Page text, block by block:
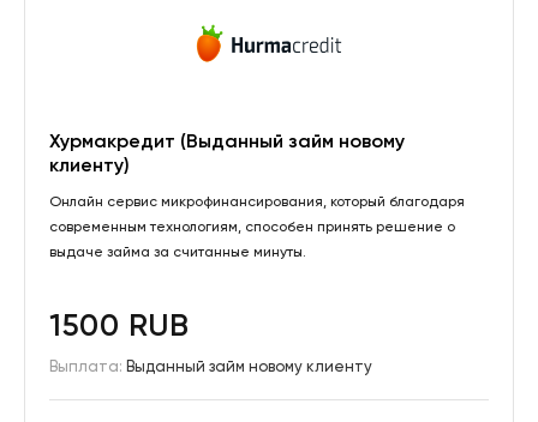
Хурмакредит (Выданный займ новому
клиенту)
Онлайн сервис микрофинансирования, который благодаря
современным технологиям, способен принять решение о
выдаче займа за считанные минуты.
1500 RUB
Выплата: Выданный займ новому клиенту